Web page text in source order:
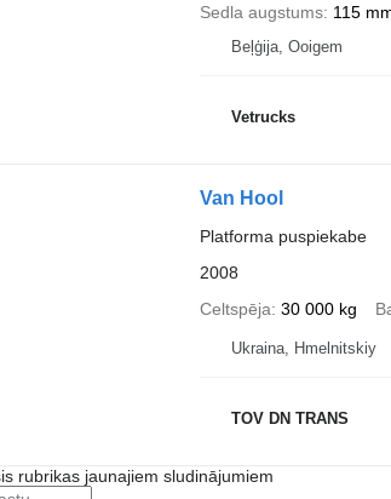
Sedla augstums 115
Beļģija, Ooigem
Vetrucks
Van Hool
Platforma puspiekabe
2008
Celtspēja 30 000 kg
Ukraina, Hmelnitskiy
TOV DN TRANS
rubrikas jaunajiem sludinājumiem